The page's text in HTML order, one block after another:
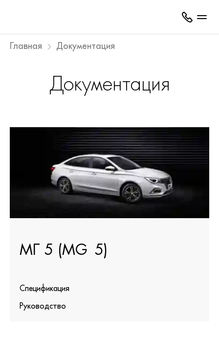
Главная Документация
Документация
МГ 5 (MG 5)
Спецификация
Руководство